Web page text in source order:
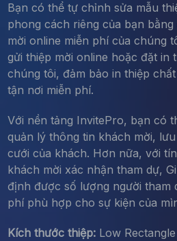
Bạn có thể tự chỉnh sửa mẫu
phong cách riêng của bạn
mời online miễn phí của chúng
gửi thiệp mời online hoặc đặt in
chúng tôi, đảm bảo in thiệp
tận nơi miễn phí.
Với nền tảng InvitePro, bạn có
quản lý thông tin khách mời,
cưới của khách. Hơn nữa, với
khách mời xác nhận tham dự,
định được số lượng người tham
phí phù hợp cho sự kiện của
Kích thước thiệp:Low Rectangle